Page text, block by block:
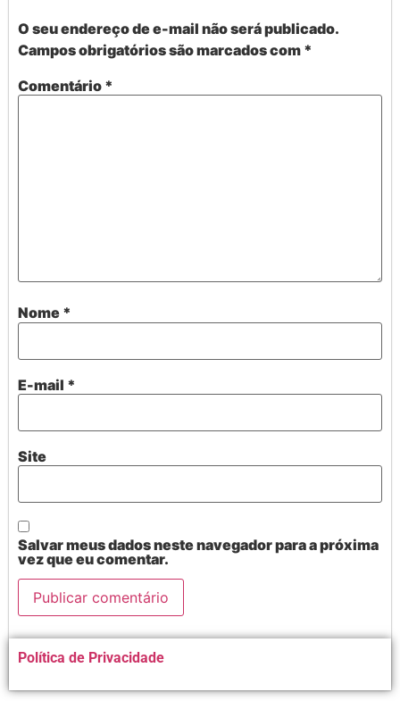
O seu endereço de e-mail não será publicado.
Campos obrigatórios são marcados com *
Comentário *
Nome *
E-mail *
Site
Salvar meus dados neste navegador para a próxima
vez que eu comentar.
Alternative:
Política de Privacidade